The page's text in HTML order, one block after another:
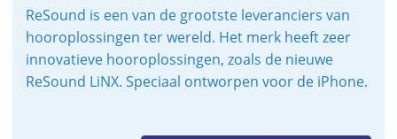
ReSound is een van de grootste leveranciers van
hooroplossingen ter wereld. Het merk heeft zeer
innovatieve hooroplossingen, zoals de nieuwe
ReSound LiNX. Speciaal ontworpen voor de iPhone.